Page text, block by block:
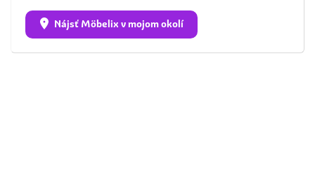
Nájsť Möbelix v mojom okolí